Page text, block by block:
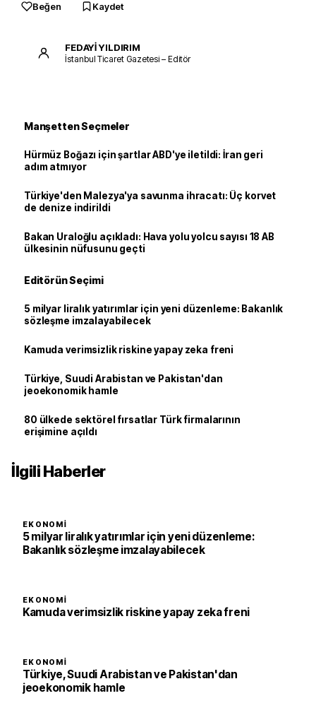
Beğen Kaydet
FEDAYİ YILDIRIM
İstanbul Ticaret Gazetesi – Editör
Manşetten Seçmeler
Hürmüz Boğazı için şartlar ABD'ye iletildi: İran geri
adım atmıyor
Türkiye'den Malezya'ya savunma ihracatı: Üç korvet
de denize indirildi
Bakan Uraloğlu açıkladı: Hava yolu yolcu sayısı 18 AB
ülkesinin nüfusunu geçti
Editörün Seçimi
5 milyar liralık yatırımlar için yeni düzenleme: Bakanlık
sözleşme imzalayabilecek
Kamuda verimsizlik riskine yapay zeka freni
Türkiye, Suudi Arabistan ve Pakistan'dan
jeoekonomik hamle
80 ülkede sektörel fırsatlar Türk firmalarının
erişimine açıldı
İlgili Haberler
EKONOMI
5 milyar liralık yatırımlar için yeni düzenleme:
Bakanlık sözleşme imzalayabilecek
EKONOMI
Kamuda verimsizlik riskine yapay zeka freni
EKONOMI
Türkiye, Suudi Arabistan ve Pakistan'dan
jeoekonomik hamle